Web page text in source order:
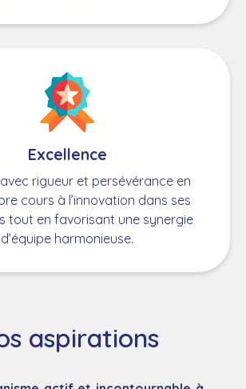
Excellence
rigueur et persévérance en
cours à l’innovation dans ses
tout en favorisant une synergie
d’équipe harmonieuse.
aspirations